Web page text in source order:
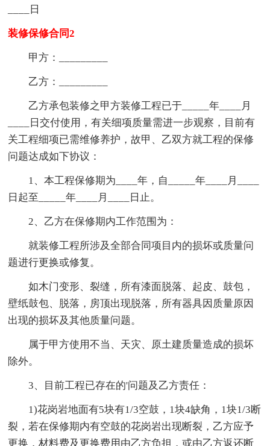
____日
装修保修合同2
甲方：_________
乙方：_________
乙方承包装修之甲方装修工程已于_____年____月
____日交付使用，有关细项质量需进一步观察，目前有
关工程细项已需维修养护，故甲、乙双方就工程的保修
问题达成如下协议：
1、本工程保修期为____年，自_____年____月____
日起至_____年____月____日止。
2、乙方在保修期内工作范围为：
就装修工程所涉及全部合同项目内的损坏或质量问
题进行更换或修复。
如木门变形、裂缝，所有漆面脱落、起皮、鼓包，
壁纸鼓包、脱落，房顶出现脱落，所有器具因质量原因
出现的损坏及其他质量问题。
属于甲方使用不当、天灾、原土建质量造成的损坏
除外。
3、目前工程已存在的'问题及乙方责任：
1)花岗岩地面有5块有1/3空鼓，1块4缺角，1块1/3断
裂，若在保修期内有空鼓的花岗岩出现断裂，乙方应予
更换，材料费及更换费用由乙方负担，或由乙方返还断